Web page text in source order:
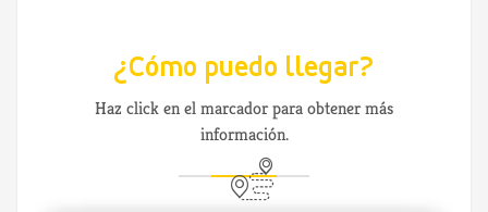
¿Cómo puedo llegar?
Haz click en el marcador para obtener más
información.